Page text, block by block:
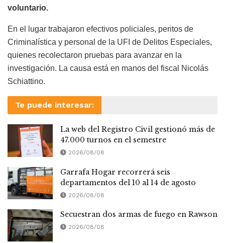
voluntario.
En el lugar trabajaron efectivos policiales, peritos de
Criminalística y personal de la UFI de Delitos Especiales,
quienes recolectaron pruebas para avanzar en la
investigación. La causa está en manos del fiscal Nicolás
Schiattino.
Te puede interesar:
La web del Registro Civil gestionó más de
47.000 turnos en el semestre
2026/08/08
Garrafa Hogar recorrerá seis
departamentos del 10 al 14 de agosto
2026/08/08
Secuestran dos armas de fuego en Rawson
2026/08/08